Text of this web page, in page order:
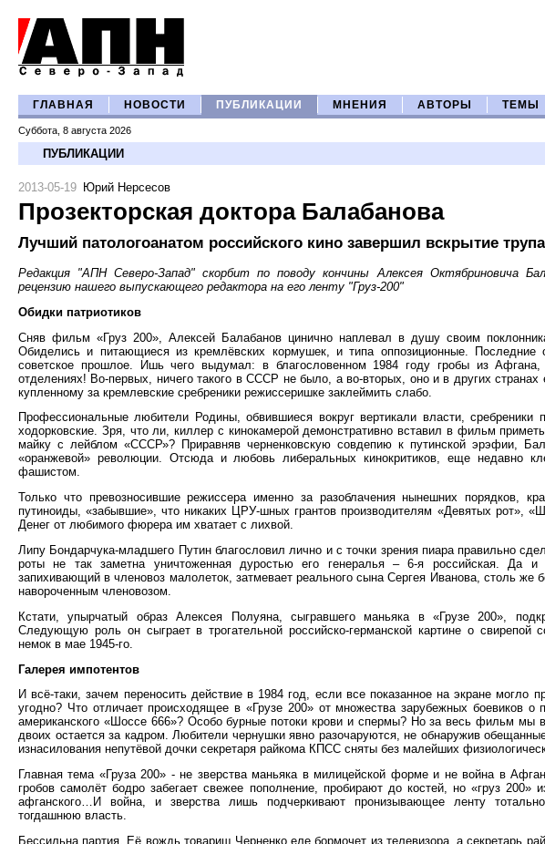
ГЛАВНАЯ НОВОСТИ ПУБЛИКАЦИИ МНЕНИЯ АВТОРЫ ТЕМЫ
Суббота, 8 августа 2026
ПУБЛИКАЦИИ
2013-05-19 Юрий Нерсесов
Прозекторская доктора Балабанова
Лучший патологоанатом российского кино завершил вскрытие
Редакция "АПН Северо-Запад" скорбит по поводу кончины Алексея Октябриновича
рецензию нашего выпускающего редактора на его ленту "Груз-200"
Обидки патриотиков
Сняв фильм «Груз 200», Алексей Балабанов цинично наплевал в душу своим
Обиделись и питающиеся из кремлёвских кормушек, и типа оппозиционные. Последние
советское прошлое. Ишь чего выдумал: в благословенном 1984 году гробы из
отделениях! Во-первых, ничего такого в СССР не было, а во-вторых, оно и в других
купленному за кремлевские сребреники режиссеришке заклеймить слабо.
Профессиональные любители Родины, обвившиеся вокруг вертикали власти, сребреники
ходорковские. Зря, что ли, киллер с кинокамерой демонстративно вставил в фильм
майку с лейблом «СССР»? Приравняв черненковскую совдепию к путинской эрэфии,
«оранжевой» революции. Отсюда и любовь либеральных кинокритиков, еще недавно
фашистом.
Только что превозносившие режиссера именно за разоблачения нынешних порядков,
путиноиды, «забывшие», что никаких ЦРУ-шных грантов производителям «Девятых рот»,
Денег от любимого фюрера им хватает с лихвой.
Липу Бондарчука-младшего Путин благословил лично и с точки зрения пиара правильно
роты не так заметна уничтоженная дуростью его генералья – 6-я российская. Да и
запихивающий в членовоз малолеток, затмевает реального сына Сергея Иванова, столь же
навороченным членовозом.
Кстати, упырчатый образ Алексея Полуяна, сыгравшего маньяка в «Грузе 200»,
Следующую роль он сыграет в трогательной российско-германской картине о свирепой
немок в мае 1945-го.
Галерея импотентов
И всё-таки, зачем переносить действие в 1984 год, если все показанное на экране могло
угодно? Что отличает происходящее в «Грузе 200» от множества зарубежных боевиков о
американского «Шоссе 666»? Особо бурные потоки крови и спермы? Но за весь фильм мы
двоих остается за кадром. Любители чернушки явно разочаруются, не обнаружив
изнасилования непутёвой дочки секретаря райкома КПСС сняты без малейших
Главная тема «Груза 200» - не зверства маньяка в милицейской форме и не война в
гробов самолёт бодро забегает свежее пополнение, пробирают до костей, но «груз
афганского…И война, и зверства лишь подчеркивают пронизывающее ленту
тогдашнюю власть.
Бессильна партия. Её вождь товарищ Черненко еле бормочет из телевизора, а секретарь